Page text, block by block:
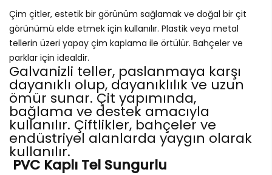
Çim çitler, estetik bir görünüm sağlamak ve doğal bir çit
görünümü elde etmek için kullanılır. Plastik veya metal
tellerin üzeri yapay çim kaplama ile örtülür. Bahçeler ve
parklar için idealdir.
Galvanizli teller, paslanmaya karşı
dayanıklı olup, dayanıklılık ve uzun
ömür sunar. Çit yapımında,
bağlama ve destek amacıyla
kullanılır. Çiftlikler, bahçeler ve
endüstriyel alanlarda yaygın olarak
kullanılır.
PVC Kaplı Tel Sungurlu